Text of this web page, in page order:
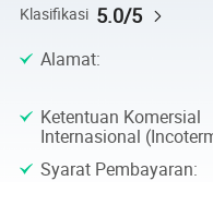
Klasifikasi 5.0/5
Alamat:
Ketentuan Komersial
Internasional
Syarat Pembayaran: